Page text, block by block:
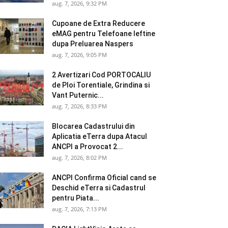
aug. 7, 2026, 9:32 PM
Cupoane de Extra Reducere
eMAG pentru Telefoane Ieftine
dupa Preluarea Naspers
aug. 7, 2026, 9:05 PM
2 Avertizari Cod PORTOCALIU
de Ploi Torentiale, Grindina si
Vant Puternic...
aug. 7, 2026, 8:33 PM
Blocarea Cadastrului din
Aplicatia eTerra dupa Atacul
ANCPI a Provocat 2...
aug. 7, 2026, 8:02 PM
ANCPI Confirma Oficial cand se
Deschid eTerra si Cadastrul
pentru Piata...
aug. 7, 2026, 7:13 PM